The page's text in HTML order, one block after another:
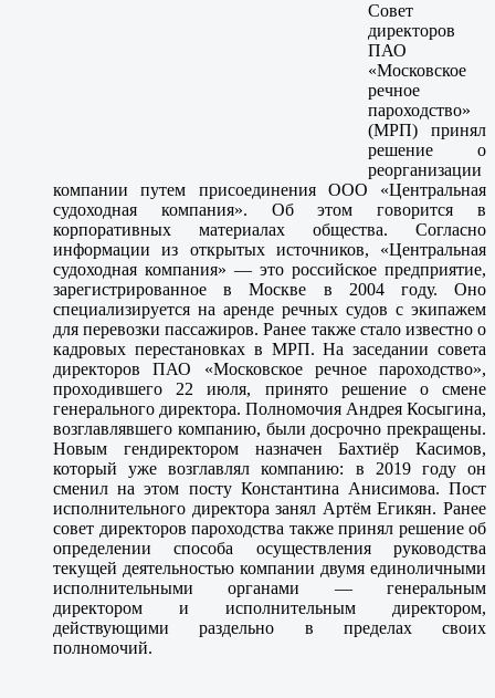
Совет
директоров
ПАО
«Московское
речное
пароходство»
(МРП) принял
решение о
реорганизации
компании путем присоединения ООО «Центральная
судоходная компания». Об этом говорится в
корпоративных материалах общества. Согласно
информации из открытых источников, «Центральная
судоходная компания» — это российское предприятие,
зарегистрированное в Москве в 2004 году. Оно
специализируется на аренде речных судов с экипажем
для перевозки пассажиров. Ранее также стало известно о
кадровых перестановках в МРП. На заседании совета
директоров ПАО «Московское речное пароходство»,
проходившего 22 июля, принято решение о смене
генерального директора. Полномочия Андрея Косыгина,
возглавлявшего компанию, были досрочно прекращены.
Новым гендиректором назначен Бахтиёр Касимов,
который уже возглавлял компанию: в 2019 году он
сменил на этом посту Константина Анисимова. Пост
исполнительного директора занял Артём Егикян. Ранее
совет директоров пароходства также принял решение об
определении способа осуществления руководства
текущей деятельностью компании двумя единоличными
исполнительными органами — генеральным
директором и исполнительным директором,
действующими раздельно в пределах своих
полномочий.